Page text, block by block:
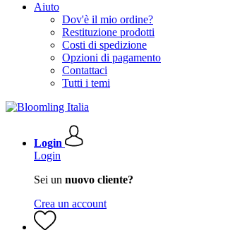
Aiuto
Dov'è il mio ordine?
Restituzione prodotti
Costi di spedizione
Opzioni di pagamento
Contattaci
Tutti i temi
Login
Login
Sei un nuovo cliente?
Crea un account